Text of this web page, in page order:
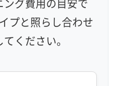
時間対応
土日祝日対応
グ費用の目安で
プと照らし合わせ
ください。